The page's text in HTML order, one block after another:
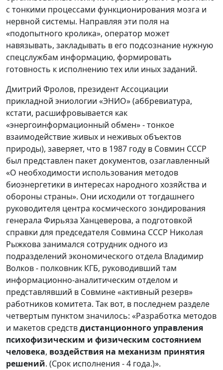
с тонкими процессами функционирования мозга и
нервной системы. Направляя эти поля на
«подопытного кролика», оператор может
навязывать, закладывать в его подсознание нужную
спецслужбам информацию, формировать
готовность к исполнению тех или иных заданий.
Дмитрий Фролов, президент Ассоциации
прикладной эниологии «ЭНИО» (аббревиатура,
кстати, расшифровывается как
«энергоинформационный обмен» - тонкое
взаимодействие живых и неживых объектов
природы), заверяет, что в 1987 году в Совмин СССР
был представлен пакет документов, озаглавленный
«О необходимости использования методов
биоэнергетики в интересах народного хозяйства и
обороны страны». Они исходили от тогдашнего
руководителя центра космического зондирования
генерала Фирьяза Ханцеверова, а подготовкой
справки для председателя Совмина СССР Николая
Рыжкова занимался сотрудник одного из
подразделений экономического отдела Владимир
Волков - полковник КГБ, руководивший там
информационно-аналитическим отделом и
представлявший в Совмине «активный резерв»
работников комитета. Так вот, в последнем разделе
четвертым пунктом значилось: «Разработка методов
и макетов средствдистанционного управления
психофизическим и физическим состоянием
человека, воздействия на механизм принятия
решений. (Срок исполнения - 4 года.)».